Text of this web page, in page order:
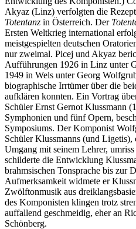
Akyaz (Linz) verfolgten die
Totentanz in Österreich. Der
Ersten Weltkrieg international
meistgespielten deutschen
nur zweimal. Picej und Akyaz
Aufführungen 1926 in Linz unter
1949 in Wels unter Georg
biographische Irrtümer über die
aufklären konnten. Ein Vortrag
Schüler Ernst Gernot Klussmann
Symphonien und fünf Opern,
Symposiums. Der Komponist
Schüler Klussmanns (und Ligetis),
Umgang mit seinem Lehrer,
schilderte die Entwicklung
brahmsischen Tonsprache bis zur
Aufmerksamkeit widmete er
Zwölftonmusik aus
des Komponisten klingen trotz
auffallend geschmeidig, eher an
Schönberg.